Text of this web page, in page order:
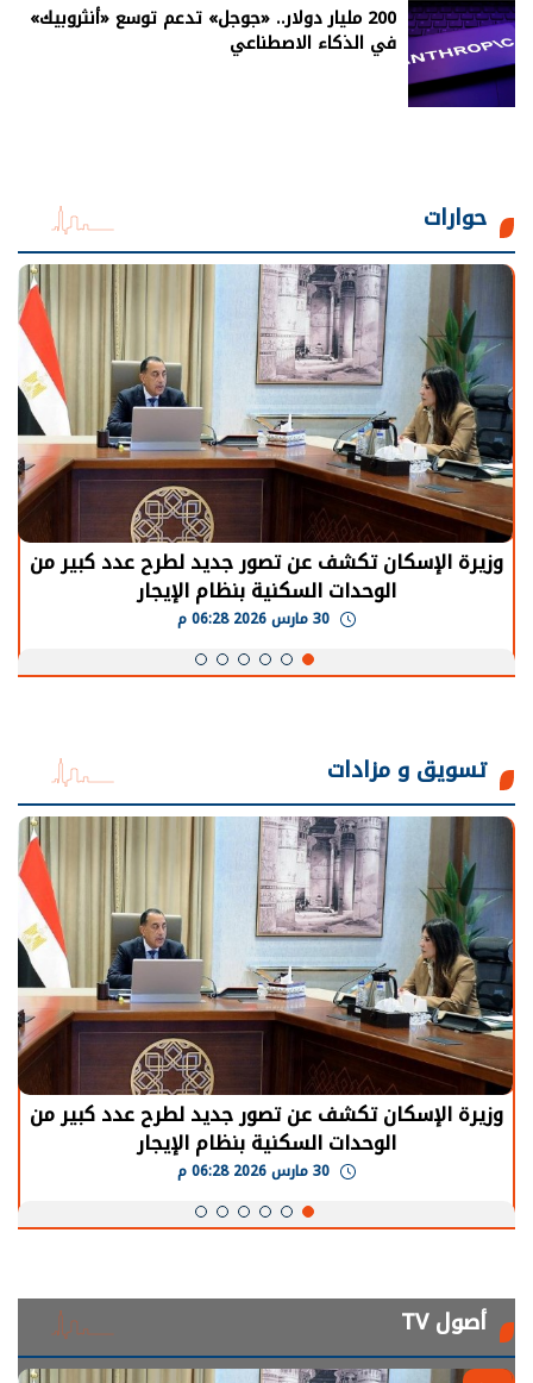
200 مليار دولار.. «جوجل» تدعم توسع «أنثروبيك»
في الذكاء الاصطناعي
حوارات
الرئيس السيسي: توقف الأنشطة في قطاع الطاقة
يحتاج إلى سنوات لعودة معدلات الإنتاج الطبيعية
تسويق و مزادات
الرئيس السيسي: توقف الأنشطة في قطاع الطاقة
يحتاج إلى سنوات لعودة معدلات الإنتاج الطبيعية
أصول TV